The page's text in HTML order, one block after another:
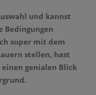
und kannst
Bedingungen
super mit dem
stellen, hast
genialen Blick